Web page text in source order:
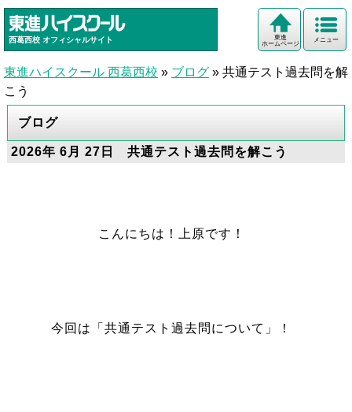
西葛西校 オフィシャルサイト メニュー
東進
ホームページ
東進ハイスクール 西葛西校 » ブログ » 共通テスト過去問を解
こう
ブログ
2026年 6月 27日 共通テスト過去問を解こう
こんにちは！上原です！
今回は「共通テスト過去問について」！